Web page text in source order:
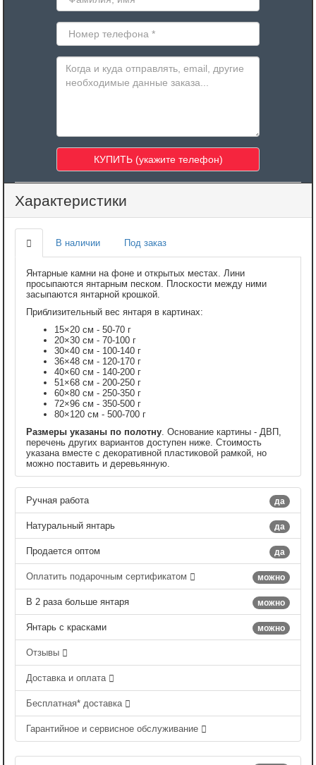
Характеристики
В наличии Под заказ
Янтарные камни на фоне и открытых местах. Лини
просыпаются янтарным песком. Плоскости между ними
засыпаются янтарной крошкой.
Приблизительный вес янтаря в картинах:
15×20 см - 50-70 г
20×30 см - 70-100 г
30×40 см - 100-140 г
36×48 см - 120-170 г
40×60 см - 140-200 г
51×68 см - 200-250 г
60×80 см - 250-350 г
72×96 см - 350-500 г
80×120 см - 500-700 г
Размеры указаны по полотну. Основание картины - ДВП,
перечень других вариантов доступен ниже. Стоимость
указана вместе с декоративной пластиковой рамкой, но
можно поставить и деревьянную.
да
Ручная работа
да
Натуральный янтарь
да
Продается оптом
можно
Оплатить подарочным сертификатом
можно
В 2 раза больше янтаря
можно
Янтарь с красками
Отзывы
Доставка и оплата
Бесплатная* доставка
Гарантийное и сервисное обслуживание